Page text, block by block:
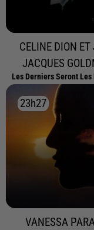
CELINE DION ET
JACQUES
Les Derniers Seront
23h27
23h27
VANESSA